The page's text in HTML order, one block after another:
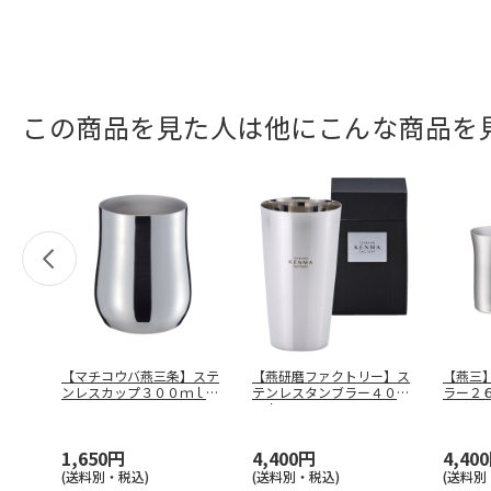
この商品を見た人は他にこんな商品を
【マチコウバ燕三条】ステ
ンレスカップ３００ｍｌ
1,650円
(送料別・税込)
【燕研磨ファクトリー】ス
テンレスタンブラー４００
ｍｌ ＴＭ
4,400円
(送料別・税込)
【燕
ラー２
(送料別